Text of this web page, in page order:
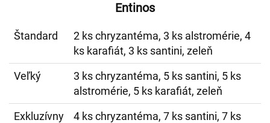
Entinos
Štandard
2 ks chryzantéma, 3 ks alstromérie, 4
ks karafiát, 3 ks santini, zeleň
Veľký
3 ks chryzantéma, 5 ks santini, 5 ks
alstromérie, 5 ks karafiát, zeleň
Exkluzívny
4 ks chryzantéma, 7 ks santini, 7 ks